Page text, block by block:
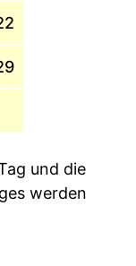
und die
werden